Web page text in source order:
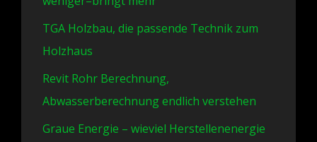
TGA Holzbau, die passende Technik zum
Holzhaus
Revit Rohr Berechnung,
Abwasserberechnung endlich verstehen
Graue Energie – wieviel Herstellenenergie